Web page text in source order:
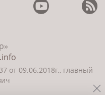
от 09.06.2018г., главный